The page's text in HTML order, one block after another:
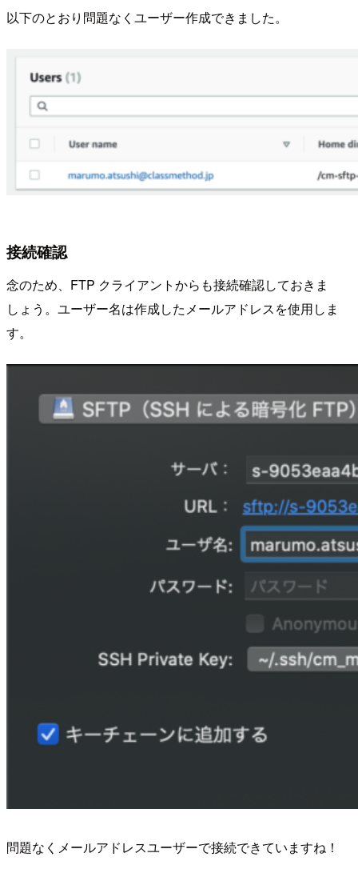
以下のとおり問題なくユーザー作成できました。
接続確認
念のため、FTP クライアントからも接続確認しておきま
しょう。ユーザー名は作成したメールアドレスを使用しま
す。
問題なくメールアドレスユーザーで接続できていますね！